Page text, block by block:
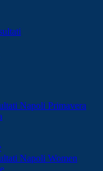
Napoli Primavera
Napoli Women